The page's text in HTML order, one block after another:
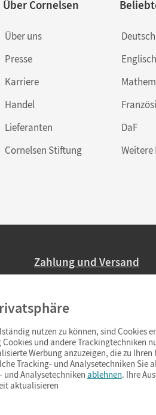
Über Cornelsen
Über uns
Presse
Karriere
Handel
Lieferanten
Cornelsen Stiftung
Deutsch
Englisch
DaF
Weitere
Zahlung und Versand
Ab 59,– EUR Bestellwert
(Lieferung in 3–6 Tagen).
nutzen zu können, sind Cookies
und andere Trackingtechniken
Werbung anzuzeigen, die zu
Tracking- und Analysetechniken Sie
und Analysetechniken ablehnen. Ihre
aktualisieren